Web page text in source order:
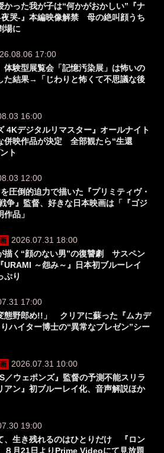
かった我が子は“何かがおかしい”『ナ
夜哭-』本編映像解禁 母の絶叫顔うち
場に
17:00
体験型展覧会「記憶汚染展」は怖いの
結果→「じわりと怖くて不思議な後
16:00
4Kデジタルリマスター』オールナイト
併映作品が決定 全部観たら“生還
ト
12:00
圧倒的迫力で描いた『プリミティヴ・
争』監督、好きな日本映画は「『ゴジ
品」
2026.07.31 18:00
描く“顔のない男”の復讐劇 サスペン
URAMI ～怨み～』日本初ブルーレイ
ぷり
17:00
態野郎め!!」 クリアに蘇った『ムカデ
ハイター博士の“異常なプレゼン”シー
2026.07.31 10:00
／ウェポンズ』監督の予測不能スリラ
アン』初ブルーレイ化、音声解説ほか
19:00
、生き残れるのはひとりだけ 『ロン
８月21日よりPrime Videoにて見放題